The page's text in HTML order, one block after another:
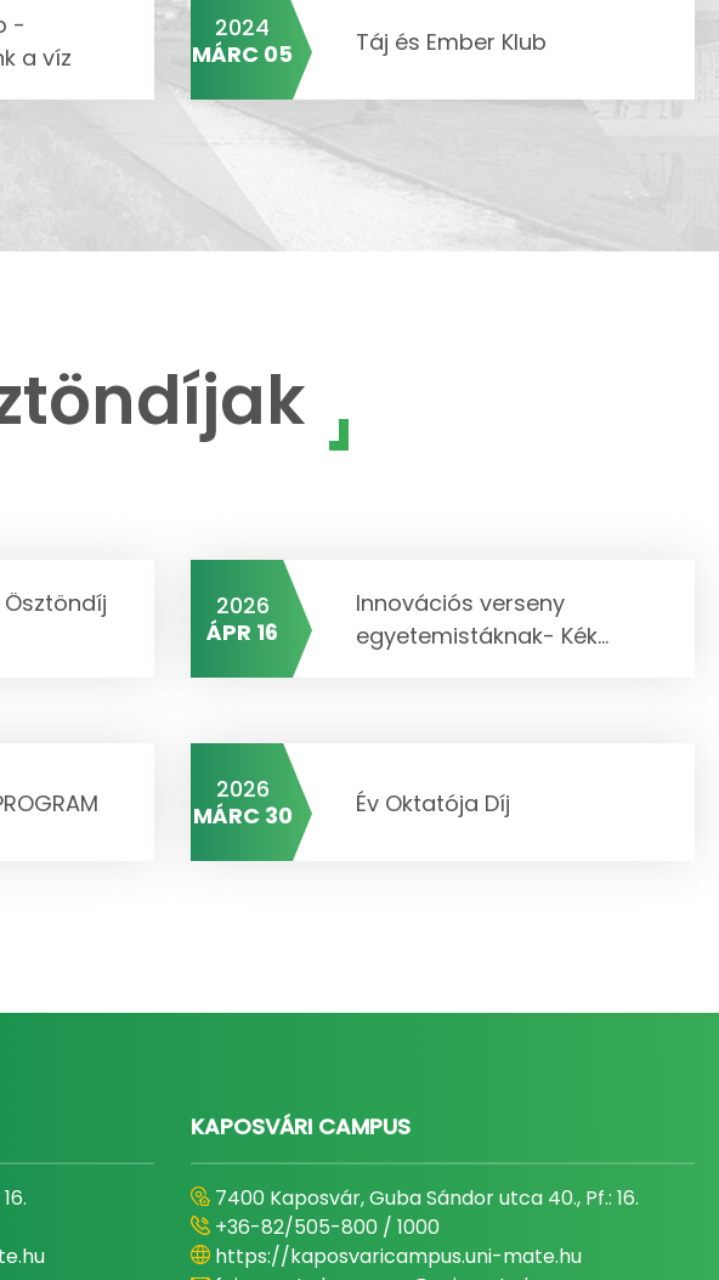
-
a víz
2024
MÁRC 05
Táj és Ember Klub
2026
ÁPR 16
Innovációs verseny
egyetemistáknak- Kék...
2026
MÁRC 30
Év Oktatója Díj
KAPOSVÁRI CAMPUS
7400 Kaposvár, Guba Sándor utca 40., Pf.: 16.
+36-82/505-800 / 1000
https://kaposvaricampus.uni-mate.hu